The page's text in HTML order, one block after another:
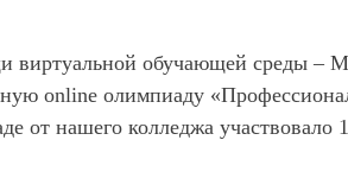
виртуальной обучающей среды –
online олимпиаду
от нашего колледжа участвовало